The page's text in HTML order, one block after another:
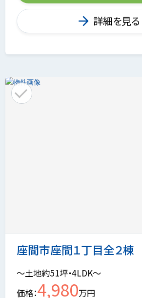
詳細を見る
座間市座間１丁目全２
～土地約51坪・4LDK～
価格 4,980万円